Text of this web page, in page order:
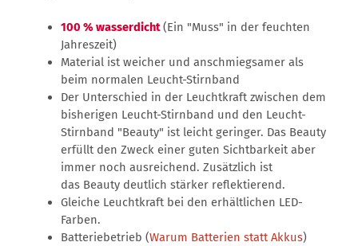
100 % wasserdicht(Ein "Muss" in der feuchten
Jahreszeit)
Material ist weicher und anschmiegsamer als
beim normalen Leucht-Stirnband
Der Unterschied in der Leuchtkraft zwischen dem
bisherigen Leucht-Stirnband und den Leucht-
Stirnband "Beauty" ist leicht geringer. Das Beauty
erfüllt den Zweck einer guten Sichtbarkeit aber
immer noch ausreichend. Zusätzlich ist
das Beauty deutlich stärker reflektierend.
Gleiche Leuchtkraft bei den erhältlichen LED-
Farben.
Batteriebetrieb (Warum Batterien statt Akkus)